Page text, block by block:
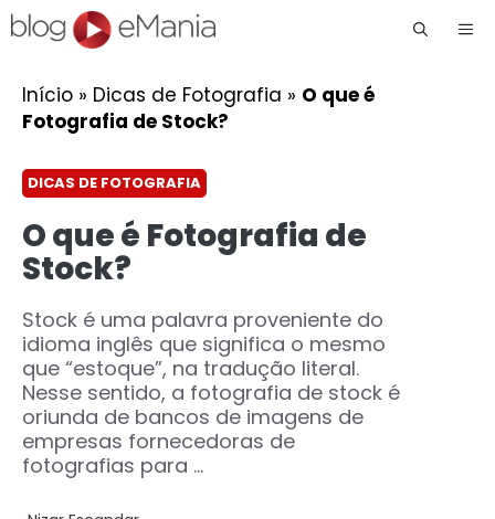
Início » Dicas de Fotografia » O que é
Fotografia de Stock?
DICAS DE FOTOGRAFIA
O que é Fotografia de
Stock?
Stock é uma palavra proveniente do
idioma inglês que significa o mesmo
que “estoque”, na tradução literal.
Nesse sentido, a fotografia de stock é
oriunda de bancos de imagens de
empresas fornecedoras de
fotografias para ...